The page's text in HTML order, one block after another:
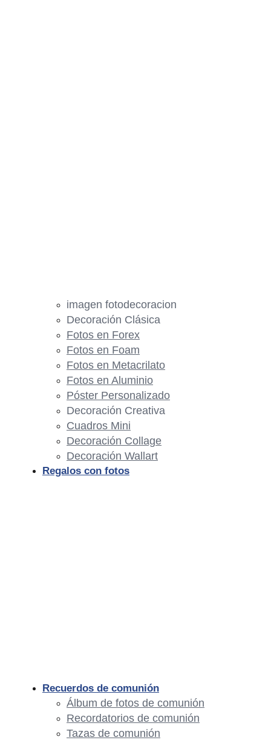
imagen fotodecoracion
Decoración Clásica
Fotos en Forex
Fotos en Foam
Fotos en Metacrilato
Fotos en Aluminio
Póster Personalizado
Decoración Creativa
Cuadros Mini
Decoración Collage
Decoración Wallart
Regalos con fotos
Recuerdos de comunión
Álbum de fotos de comunión
Recordatorios de comunión
Tazas de comunión